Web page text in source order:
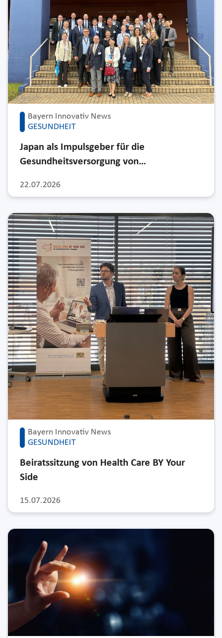
Bayern Innovativ News
GESUNDHEIT
22.07.2026
Japan als Impulsgeber für die
Gesundheitsversorgung von…
Bayern Innovativ News
GESUNDHEIT
15.07.2026
Beiratssitzung von Health Care BY Your
Side